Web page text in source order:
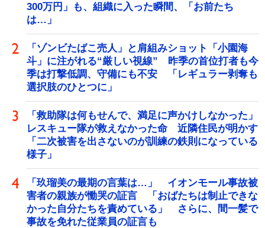
300万円」も、組織に入った瞬間、「お前たち
は…」
「ゾンビたばこ売人」と肩組みショット「小園海
斗」に注がれる“厳しい視線” 昨季の首位打者も今
季は打撃低調、守備にも不安 「レギュラー剥奪も
選択肢のひとつに」
「救助隊は何もせんで、満足に声かけしなかった」
レスキュー隊が救えなかった命 近隣住民が明かす
「二次被害を出さないのが訓練の鉄則になっている
様子」
「玖瑠美の最期の言葉は…」 イオンモール事故被
害者の親族が慟哭の証言 「おばたちは制止できな
かった自分たちを責めている」 さらに、間一髪で
事故を免れた従業員の証言も